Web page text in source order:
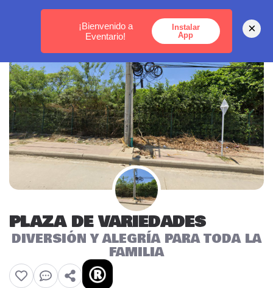
MEDELLÍN - BOGOTÁ - CARTAGENA
PLAZA DE VARIEDADES
DIVERSIÓN Y ALEGRÍA PARA TODA LA
FAMILIA
¡Bienvenido a
Eventario!
Instalar
App
×